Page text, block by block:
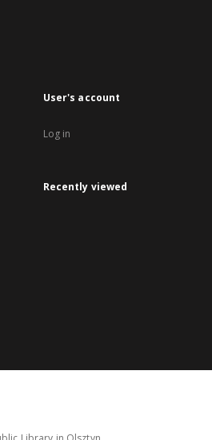
User's account
Log in
Recently viewed